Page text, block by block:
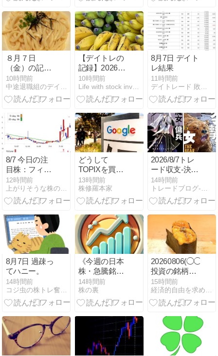
８月７日
（金）の記録
☆
10時間前
【デイトレの
記録】2026年
8月7日
10時間前
Life with stock investment
8月7日 デイト
レ結果
11時間前
8/7 今日の注
目株：フィー
チャ(4052)
12時間前
上がりそうな株の探し方
どうして
TOPIXを買う
のかわからな
い：8月7日
（金）前場
13時間前
株修羅本家
2026/8/7トレ
ード収支-決算
シーズンはゆ
るく見守る-
14時間前
8月7日 過疎っ
てハニー。
14時間前
《今週の日本
株・急騰銘柄
分析》初動サ
インまとめ｜
8月第1週の動
14時間前
株の裏
20260806(◯◯◯
投資の銘柄
C+120697円)
15時間前